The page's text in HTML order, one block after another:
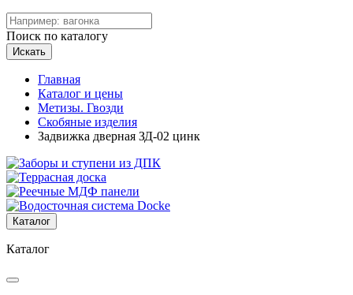
Поиск по каталогу
Искать
Главная
Каталог и цены
Метизы. Гвозди
Скобяные изделия
Задвижка дверная ЗД-02 цинк
Каталог
Каталог